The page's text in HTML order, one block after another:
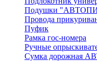
Подушки
Провода
Пуфик
Рамка гос-номера
Ручные
Сумка дорожная